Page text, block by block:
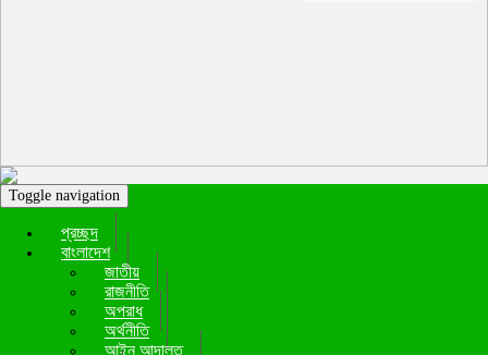
Toggle navigation
প্রচ্ছদ
বাংলাদেশ
জাতীয়
রাজনীতি
অপরাধ
অর্থনীতি
আইন আদালত